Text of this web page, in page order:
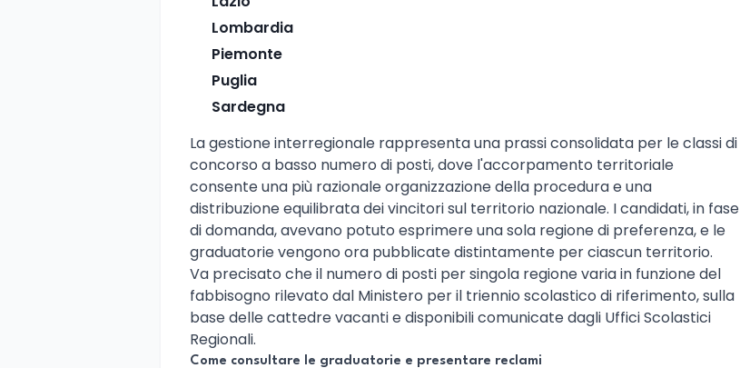
Lombardia
Piemonte
Puglia
Sardegna
La gestione interregionale rappresenta una prassi consolidata per le classi di
concorso a basso numero di posti, dove l'accorpamento territoriale
consente una più razionale organizzazione della procedura e una
distribuzione equilibrata dei vincitori sul territorio nazionale. I candidati, in fase
di domanda, avevano potuto esprimere una sola regione di preferenza, e le
graduatorie vengono ora pubblicate distintamente per ciascun territorio.
Va precisato che il numero di posti per singola regione varia in funzione del
fabbisogno rilevato dal Ministero per il triennio scolastico di riferimento, sulla
base delle cattedre vacanti e disponibili comunicate dagli Uffici Scolastici
Regionali.
Come consultare le graduatorie e presentare reclami